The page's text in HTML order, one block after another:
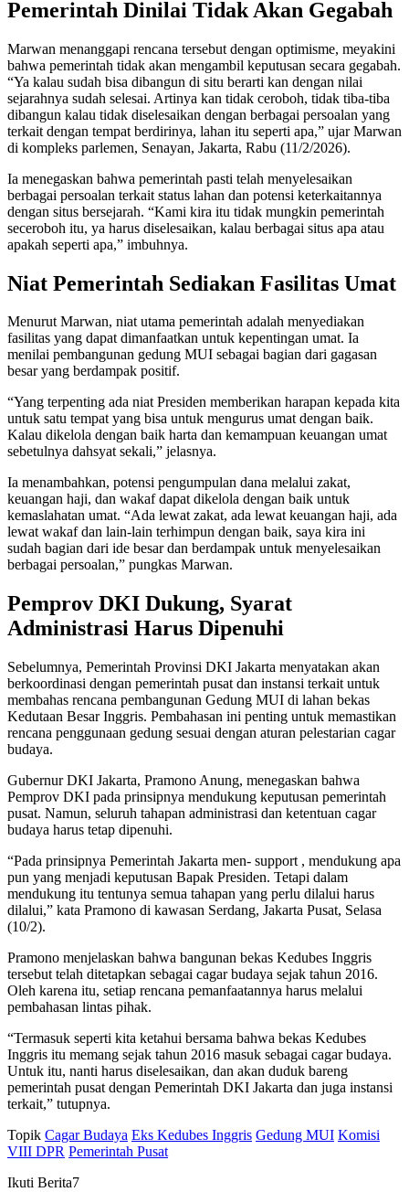
Pemerintah Dinilai Tidak Akan Gegabah
Marwan menanggapi rencana tersebut dengan optimisme, meyakini
bahwa pemerintah tidak akan mengambil keputusan secara gegabah.
“Ya kalau sudah bisa dibangun di situ berarti kan dengan nilai
sejarahnya sudah selesai. Artinya kan tidak ceroboh, tidak tiba-tiba
dibangun kalau tidak diselesaikan dengan berbagai persoalan yang
terkait dengan tempat berdirinya, lahan itu seperti apa,” ujar Marwan
di kompleks parlemen, Senayan, Jakarta, Rabu (11/2/2026).
Ia menegaskan bahwa pemerintah pasti telah menyelesaikan
berbagai persoalan terkait status lahan dan potensi keterkaitannya
dengan situs bersejarah. “Kami kira itu tidak mungkin pemerintah
seceroboh itu, ya harus diselesaikan, kalau berbagai situs apa atau
apakah seperti apa,” imbuhnya.
Niat Pemerintah Sediakan Fasilitas Umat
Menurut Marwan, niat utama pemerintah adalah menyediakan
fasilitas yang dapat dimanfaatkan untuk kepentingan umat. Ia
menilai pembangunan gedung MUI sebagai bagian dari gagasan
besar yang berdampak positif.
“Yang terpenting ada niat Presiden memberikan harapan kepada kita
untuk satu tempat yang bisa untuk mengurus umat dengan baik.
Kalau dikelola dengan baik harta dan kemampuan keuangan umat
sebetulnya dahsyat sekali,” jelasnya.
Ia menambahkan, potensi pengumpulan dana melalui zakat,
keuangan haji, dan wakaf dapat dikelola dengan baik untuk
kemaslahatan umat. “Ada lewat zakat, ada lewat keuangan haji, ada
lewat wakaf dan lain-lain terhimpun dengan baik, saya kira ini
sudah bagian dari ide besar dan berdampak untuk menyelesaikan
berbagai persoalan,” pungkas Marwan.
Pemprov DKI Dukung, Syarat
Administrasi Harus Dipenuhi
Sebelumnya, Pemerintah Provinsi DKI Jakarta menyatakan akan
berkoordinasi dengan pemerintah pusat dan instansi terkait untuk
membahas rencana pembangunan Gedung MUI di lahan bekas
Kedutaan Besar Inggris. Pembahasan ini penting untuk memastikan
rencana penggunaan gedung sesuai dengan aturan pelestarian cagar
budaya.
Gubernur DKI Jakarta, Pramono Anung, menegaskan bahwa
Pemprov DKI pada prinsipnya mendukung keputusan pemerintah
pusat. Namun, seluruh tahapan administrasi dan ketentuan cagar
budaya harus tetap dipenuhi.
“Pada prinsipnya Pemerintah Jakarta men- support , mendukung apa
pun yang menjadi keputusan Bapak Presiden. Tetapi dalam
mendukung itu tentunya semua tahapan yang perlu dilalui harus
dilalui,” kata Pramono di kawasan Serdang, Jakarta Pusat, Selasa
(10/2).
Pramono menjelaskan bahwa bangunan bekas Kedubes Inggris
tersebut telah ditetapkan sebagai cagar budaya sejak tahun 2016.
Oleh karena itu, setiap rencana pemanfaatannya harus melalui
pembahasan lintas pihak.
“Termasuk seperti kita ketahui bersama bahwa bekas Kedubes
Inggris itu memang sejak tahun 2016 masuk sebagai cagar budaya.
Untuk itu, nanti harus diselesaikan, dan akan duduk bareng
pemerintah pusat dengan Pemerintah DKI Jakarta dan juga instansi
terkait,” tutupnya.
Topik Cagar Budaya Eks Kedubes Inggris Gedung MUI Komisi
VIII DPR Pemerintah Pusat
Ikuti Berita7